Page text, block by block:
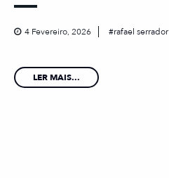
4 Fevereiro, 2026 rafael serrador
LER MAIS...